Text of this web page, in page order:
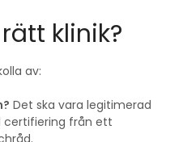
klinik?
av:
Det ska vara legitimerad
certifiering från ett